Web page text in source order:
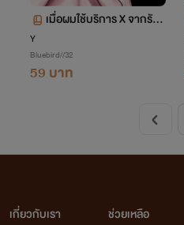
เมื่อผมใช้บริการ X จากรักแ
Y
Bluebird//32
59 บาท
เกี่ยวกับเรา
ช่วยเหลือ